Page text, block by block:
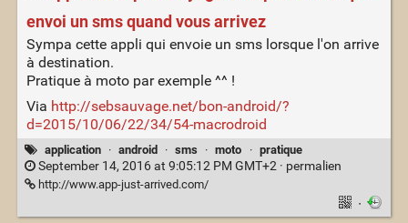
envoi un sms quand vous arrivez
Sympa cette appli qui envoie un sms lorsque l'on arrive
à destination.
Pratique à moto par exemple ^^ !
Via http://sebsauvage.net/bon-android/?
d=2015/10/06/22/34/54-macrodroid
application · android · sms · moto · pratique
September 14, 2016 at 9:05:12 PM GMT+2 · permalien
http://www.app-just-arrived.com/
·